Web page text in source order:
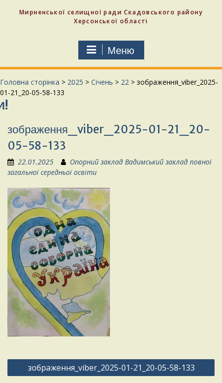
Мирненської селищної ради Скадовського району
Херсонської області
Меню
Головна сторінка > 2025 > Січень > 22 > зображення_viber_2025-
01-21_20-05-58-133
зображення_viber_2025-01-21_20-
05-58-133
22.01.2025
Опорний заклад Вадимський заклад повної
загальної середньої освіти
Навігація
записів
зображення_viber_2025-01-21_20-05-58-133